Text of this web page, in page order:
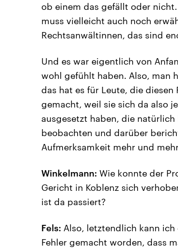
ob einem das gefällt oder
muss vielleicht auch noch
Rechtsanwältinnen, das sind
Und es war eigentlich von
wohl gefühlt haben. Also, man
das hat es für Leute, die
gemacht, weil sie sich da also
ausgesetzt haben, die natürlich
beobachten und darüber
Aufmerksamkeit mehr und
Winkelmann: Wie konnte der
Gericht in Koblenz sich
ist da passiert?
Fels: Also, letztendlich kann
Fehler gemacht worden, dass